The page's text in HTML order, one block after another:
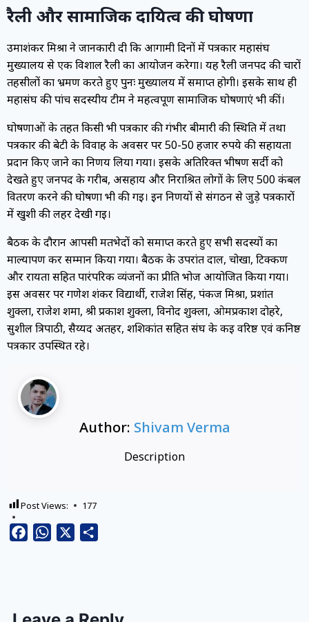
रैली और सामाजिक दायित्व की घोषणा
उमाशंकर मिश्रा ने जानकारी दी कि आगामी दिनों में पत्रकार महासंघ
मुख्यालय से एक विशाल रैली का आयोजन करेगा। यह रैली जनपद की चारों
तहसीलों का भ्रमण करते हुए पुनः मुख्यालय में समाप्त होगी। इसके साथ ही
महासंघ की पांच सदस्यीय टीम ने महत्वपूर्ण सामाजिक घोषणाएं भी कीं।
घोषणाओं के तहत किसी भी पत्रकार की गंभीर बीमारी की स्थिति में तथा
पत्रकार की बेटी के विवाह के अवसर पर 50-50 हजार रुपये की सहायता
प्रदान किए जाने का निर्णय लिया गया। इसके अतिरिक्त भीषण सर्दी को
देखते हुए जनपद के गरीब, असहाय और निराश्रित लोगों के लिए 500 कंबल
वितरण करने की घोषणा भी की गई। इन निर्णयों से संगठन से जुड़े पत्रकारों
में खुशी की लहर देखी गई।
बैठक के दौरान आपसी मतभेदों को समाप्त करते हुए सभी सदस्यों का
माल्यार्पण कर सम्मान किया गया। बैठक के उपरांत दाल, चोखा, टिक्कण
और रायता सहित पारंपरिक व्यंजनों का प्रीति भोज आयोजित किया गया।
इस अवसर पर गणेश शंकर विद्यार्थी, राजेश सिंह, पंकज मिश्रा, प्रशांत
शुक्ला, राजेश शर्मा, श्री प्रकाश शुक्ला, विनोद शुक्ला, ओमप्रकाश दोहरे,
सुशील त्रिपाठी, सैय्यद अतहर, शशिकांत सहित संघ के कई वरिष्ठ एवं कनिष्ठ
पत्रकार उपस्थित रहे।
Author: Shivam Verma
Description
Post Views: 177
FacebookWhatsApp